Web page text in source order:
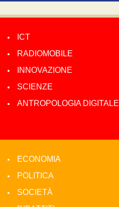
ICT
RADIOMOBILE
INNOVAZIONE
SCIENZE
ANTROPOLOGIA DIGITALE
ECONOMIA
POLITICA
SOCIETÀ